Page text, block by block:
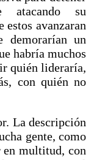
atacando su
estos avanzaran
demorarían un
habría muchos
quién lideraría,
con quién no
La descripción
gente, como
en multitud, con